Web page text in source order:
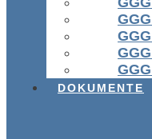
DOKUMENTE